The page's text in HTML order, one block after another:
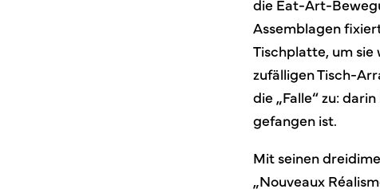
die Eat-Art-
Assemblagen
Tischplatte, um sie
zufälligen Tisch-
die „Falle“ zu:
gefangen ist.
Mit seinen
„Nouveaux